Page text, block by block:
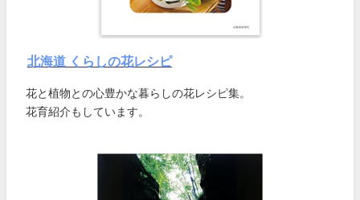
北海道 くらしの花レシピ
花と植物との心豊かな暮らしの花レシピ集。
花育紹介もしています。